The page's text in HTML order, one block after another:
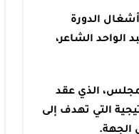
المتوسطية اليوم الاثنين 20 يناير 2025 في أشغال الدورة
الشاعر،
الذي عقد
التي تهدف إلى
الجهة.